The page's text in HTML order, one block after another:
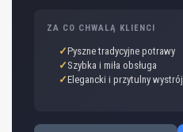
ZA CO CHWALĄ KLIENCI
Pyszne tradycyjne potrawy
Szybka i miła obsługa
Elegancki i przytulny wystrój